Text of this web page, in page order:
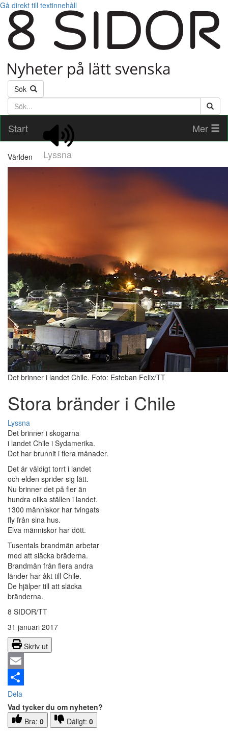
Gå direkt till textinnehåll
Sök
Söktext
Start
Lyssna
Mer
Världen
Det brinner i landet Chile. Foto: Esteban Felix/TT
Stora bränder i Chile
Lyssna
Det brinner i skogarna
i landet Chile i Sydamerika.
Det har brunnit i flera månader.
Det är väldigt torrt i landet
och elden sprider sig lätt.
Nu brinner det på fler än
hundra olika ställen i landet.
1300 människor har tvingats
fly från sina hus.
Elva människor har dött.
Tusentals brandmän arbetar
med att släcka bräderna.
Brandmän från flera andra
länder har åkt till Chile.
De hjälper till att släcka
bränderna.
8 SIDOR/TT
31 januari 2017
Skriv ut
Email
Dela
Vad tycker du om nyheten?
Bra: 0 Dåligt: 0